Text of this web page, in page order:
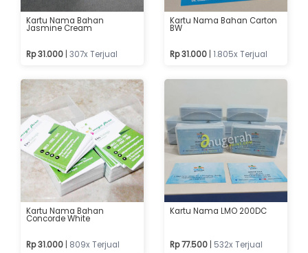
Kartu Nama Bahan
Jasmine Cream
Rp 31.000 307x Terjual
Kartu Nama Bahan Carton
BW
Rp 31.000 1.805x Terjual
Kartu Nama Bahan
Concorde White
Rp 31.000 809x Terjual
Kartu Nama LMO 200DC
Rp 77.500 532x Terjual